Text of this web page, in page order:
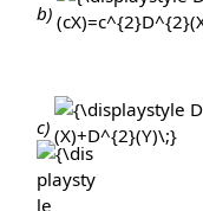
b)
c)
(X+Y)=D^{2}
(X)+D^{2}
(Y)\;}